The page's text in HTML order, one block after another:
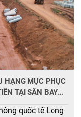
HẠNG MỤC PHỤC
TẠI SÂN BAY
quốc tế Long